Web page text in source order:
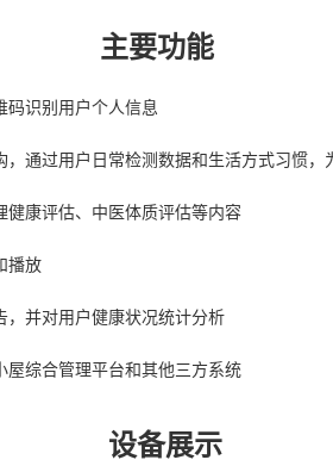
能
码识别用户个人信息
通过用户日常检测数据和生活方式习惯
康评估、中医体质评估等内容
播放
并对用户健康状况统计分析
综合管理平台和其他三方系统
示